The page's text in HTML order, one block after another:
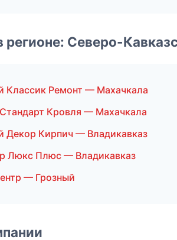
регионе: Северо-
Классик Ремонт — Махачкала
Кровля — Махачкала
Декор Кирпич — Владикавказ
Люкс Плюс — Владикавказ
— Грозный